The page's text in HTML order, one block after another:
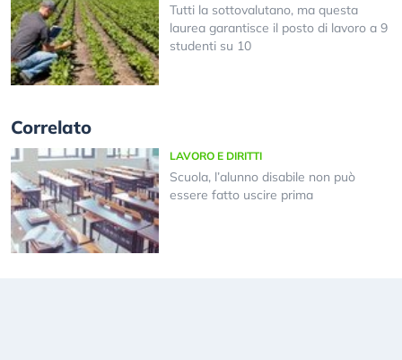
Tutti la sottovalutano, ma questa
laurea garantisce il posto di lavoro a 9
studenti su 10
Correlato
LAVORO E DIRITTI
Scuola, l’alunno disabile non può
essere fatto uscire prima